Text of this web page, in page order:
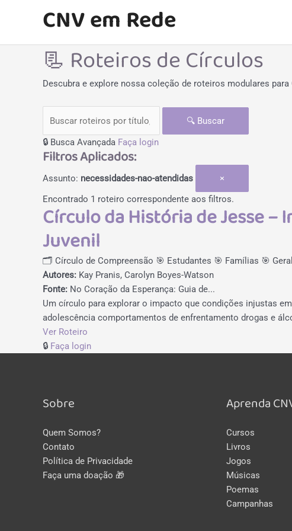
CNV em Rede
📃 Roteiros de Círculos
Descubra e explore nossa coleção de roteiros modulares
🔍 Buscar
🔒 Busca Avançada Faça login
Filtros Aplicados:
Assunto: necessidades-nao-atendidas
×
Encontrado 1 roteiro correspondente aos filtros.
Círculo da História de Jesse
Juvenil
🗂️ Círculo de Compreensão 🎯 Estudantes 🎯 Famílias 🎯 Geral
Autores: Kay Pranis, Carolyn Boyes-Watson
Fonte: No Coração da Esperança: Guia de...
Um círculo para explorar o impacto que condições injustas
adolescência comportamentos de enfrentamento drogas e
Ver Roteiro
🔒 Faça login
Sobre
Quem Somos?
Contato
Política de Privacidade
Faça uma doação 🎁
Aprenda
Cursos
Livros
Jogos
Músicas
Poemas
Campanhas